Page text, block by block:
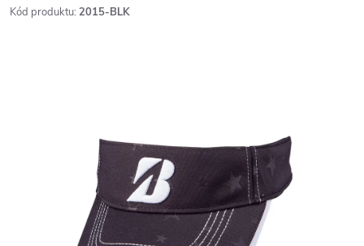
Kód produktu: 2015-BLK